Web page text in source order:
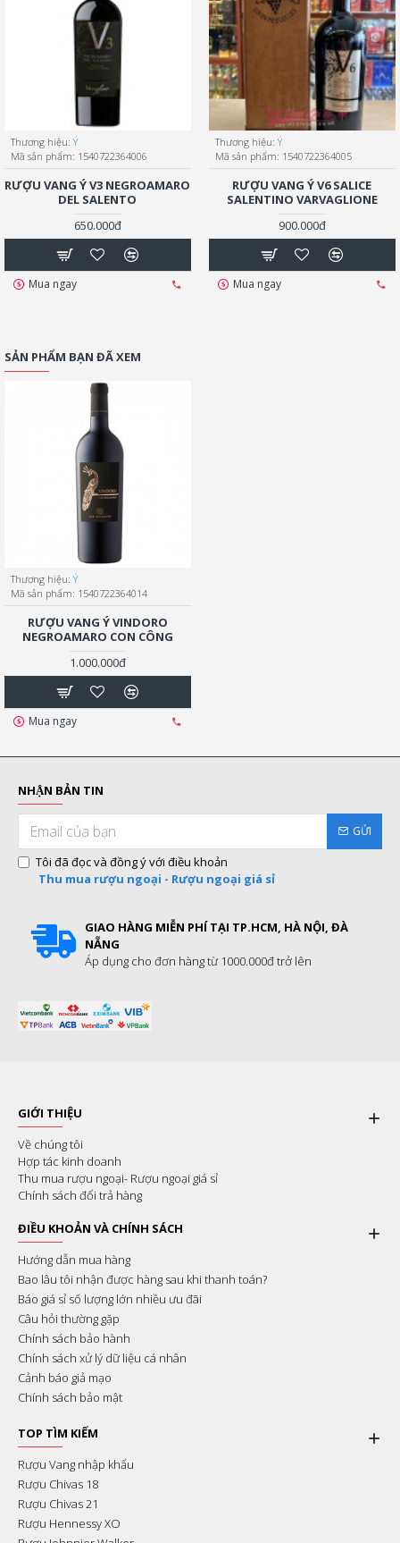
Thương hiệu: Ý
Mã sản phẩm: 1540722364006
RƯỢU VANG Ý V3 NEGROAMARO
DEL SALENTO
650.000đ
Mua ngay
Thương hiệu: Ý
Mã sản phẩm: 1540722364005
RƯỢU VANG Ý V6 SALICE
SALENTINO VARVAGLIONE
900.000đ
Mua ngay
SẢN PHẨM BẠN ĐÃ XEM
Thương hiệu: Ý
Mã sản phẩm: 1540722364014
RƯỢU VANG Ý VINDORO
NEGROAMARO CON CÔNG
1.000.000đ
Mua ngay
NHẬN BẢN TIN
GỬI
Tôi đã đọc và đồng ý với điều khoản
Thu mua rượu ngoại - Rượu ngoại giá sỉ
GIAO HÀNG MIỄN PHÍ TẠI TP.HCM, HÀ NỘI, ĐÀ
NẴNG
Áp dụng cho đơn hàng từ 1000.000đ trở lên
GIỚI THIỆU
Về chúng tôi
Hợp tác kinh doanh
Thu mua rượu ngoại- Rượu ngoại giá sỉ
Chính sách đổi trả hàng
ĐIỀU KHOẢN VÀ CHÍNH SÁCH
Hướng dẫn mua hàng
Bao lâu tôi nhận được hàng sau khi thanh toán?
Báo giá sỉ số lượng lớn nhiều ưu đãi
Câu hỏi thường gặp
Chính sách bảo hành
Chính sách xử lý dữ liệu cá nhân
Cảnh báo giả mạo
Chính sách bảo mật
TOP TÌM KIẾM
Rượu Vang nhập khẩu
Rượu Chivas 18
Rượu Chivas 21
Rượu Hennessy XO